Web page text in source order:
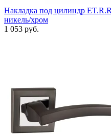
Накладка под цилиндр
никель/хром
1 053 руб.